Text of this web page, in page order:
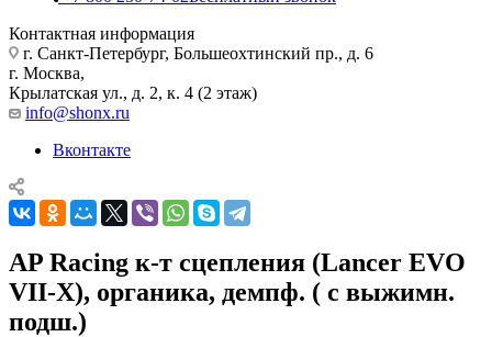
Контактная информация
г. Санкт-Петербург, Большеохтинский пр., д. 6
г. Москва,
Крылатская ул., д. 2, к. 4 (2 этаж)
info@shonx.ru
Вконтакте
AP Racing к-т сцепления (Lancer EVO
VII-X), органика, демпф. ( с выжимн.
подш.)